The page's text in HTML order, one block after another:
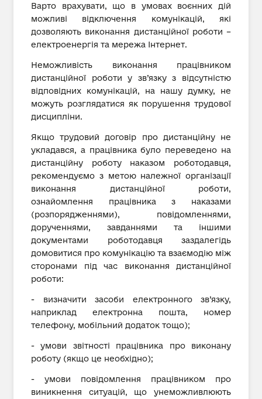
Варто врахувати, що в умовах воєнних дій
можливі відключення комунікацій, які
дозволяють виконання дистанційної роботи –
електроенергія та мережа Інтернет.
Неможливість виконання працівником
дистанційної роботи у зв’язку з відсутністю
відповідних комунікацій, на нашу думку, не
можуть розглядатися як порушення трудової
дисципліни.
Якщо трудовий договір про дистанційну не
укладався, а працівника було переведено на
дистанційну роботу наказом роботодавця,
рекомендуємо з метою належної організації
виконання дистанційної роботи,
ознайомлення працівника з наказами
(розпорядженнями), повідомленнями,
дорученнями, завданнями та іншими
документами роботодавця заздалегідь
домовитися про комунікацію та взаємодію між
сторонами під час виконання дистанційної
роботи:
- визначити засоби електронного зв’язку,
наприклад електронна пошта, номер
телефону, мобільний додаток тощо);
- умови звітності працівника про виконану
роботу (якщо це необхідно);
- умови повідомлення працівником про
виникнення ситуацій, що унеможливлюють